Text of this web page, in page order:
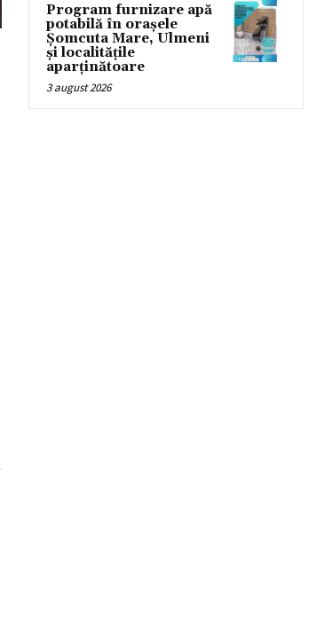
Program furnizare apă
potabilă în orașele
Șomcuta Mare, Ulmeni
și localitățile
aparținătoare
3 august 2026